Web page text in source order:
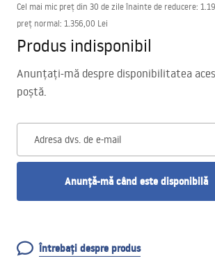
Cel mai mic preț din 30 de zile înainte de reducere:
preț normal: 1.356,00 Lei
Produs indisponibil
Anunțați-mă despre disponibilitatea
poștă.
Adresa dvs. de e-mail
Anunță-mă când este disponibilă
Întrebați despre produs